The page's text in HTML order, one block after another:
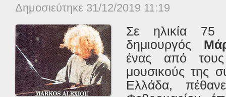
Δημοσιεύτηκε 31/12/2019 11:19
Σε ηλικία
δημιουργός
ένας από τους
μουσικούς της
Ελλάδα,